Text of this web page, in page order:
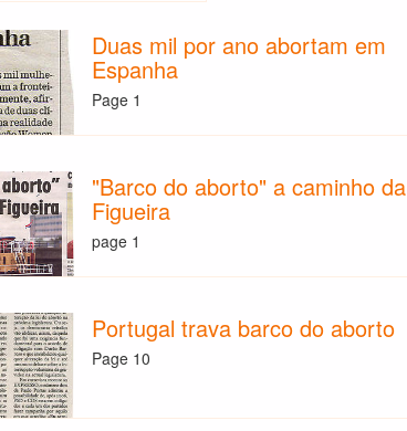
Duas mil por ano abortam em
Espanha
Page 1
"Barco do aborto" a caminho da
Figueira
page 1
Portugal trava barco do aborto
Page 10